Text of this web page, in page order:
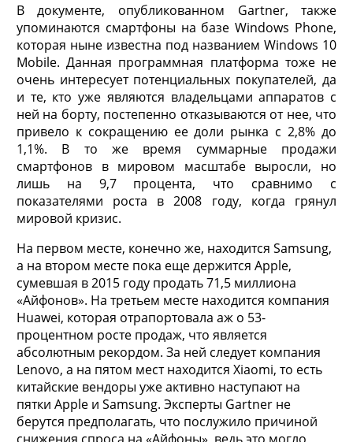
В документе, опубликованном Gartner, также
упоминаются смартфоны на базе Windows Phone,
которая ныне известна под названием Windows 10
Mobile. Данная программная платформа тоже не
очень интересует потенциальных покупателей, да
и те, кто уже являются владельцами аппаратов с
ней на борту, постепенно отказываются от нее, что
привело к сокращению ее доли рынка с 2,8% до
1,1%. В то же время суммарные продажи
смартфонов в мировом масштабе выросли, но
лишь на 9,7 процента, что сравнимо с
показателями роста в 2008 году, когда грянул
мировой кризис.
На первом месте, конечно же, находится Samsung,
а на втором месте пока еще держится Apple,
сумевшая в 2015 году продать 71,5 миллиона
«Айфонов». На третьем месте находится компания
Huawei, которая отрапортовала аж о 53-
процентном росте продаж, что является
абсолютным рекордом. За ней следует компания
Lenovo, а на пятом мест находится Xiaomi, то есть
китайские вендоры уже активно наступают на
пятки Apple и Samsung. Эксперты Gartner не
берутся предполагать, что послужило причиной